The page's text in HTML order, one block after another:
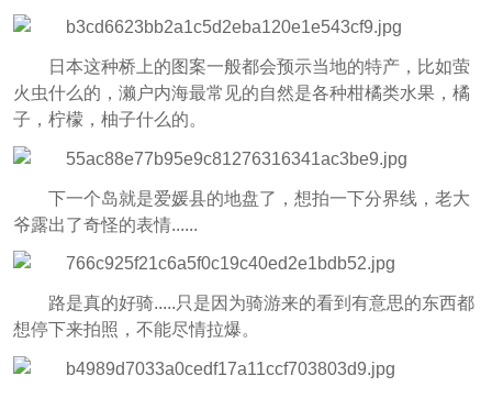
日本这种桥上的图案一般都会预示当地的特产，比如萤
火虫什么的，濑户内海最常见的自然是各种柑橘类水果，橘
子，柠檬，柚子什么的。
下一个岛就是爱媛县的地盘了，想拍一下分界线，老大
爷露出了奇怪的表情......
路是真的好骑.....只是因为骑游来的看到有意思的东西都
想停下来拍照，不能尽情拉爆。